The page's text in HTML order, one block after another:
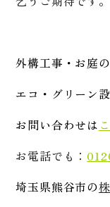
外構工事・お庭
エコ・グリーン
お問い合わせは
お電話でも：
埼玉県熊谷市の